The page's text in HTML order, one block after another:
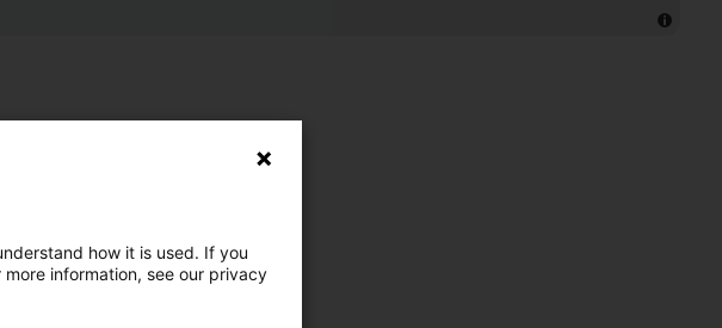
how it is used. If you
information, see our privacy